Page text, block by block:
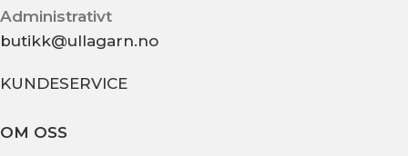
Administrativt
butikk@ullagarn.no
KUNDESERVICE
OM OSS